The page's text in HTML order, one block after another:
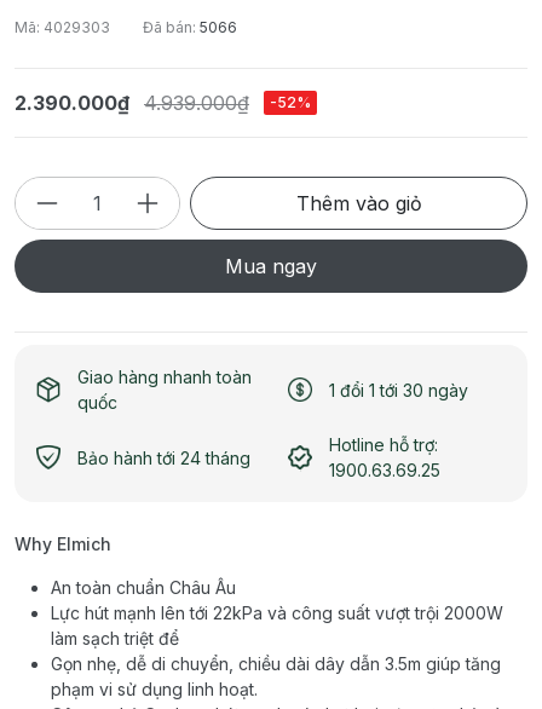
Mã: 4029303 Đã bán: 5066
2.390.000₫ 4.939.000₫ -52%
Thêm vào giỏ
Mua ngay
Giao hàng nhanh toàn
quốc
1 đổi 1 tới 30 ngày
Bảo hành tới 24 tháng
Hotline hỗ trợ:
1900.63.69.25
Why Elmich
An toàn chuẩn Châu Âu
Lực hút mạnh lên tới 22kPa và công suất vượt trội 2000W
làm sạch triệt để
Gọn nhẹ, dễ di chuyển, chiều dài dây dẫn 3.5m giúp tăng
phạm vi sử dụng linh hoạt.